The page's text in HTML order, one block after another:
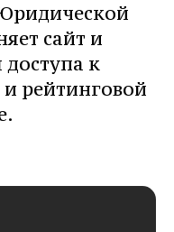
сайт и
к
рейтинговой